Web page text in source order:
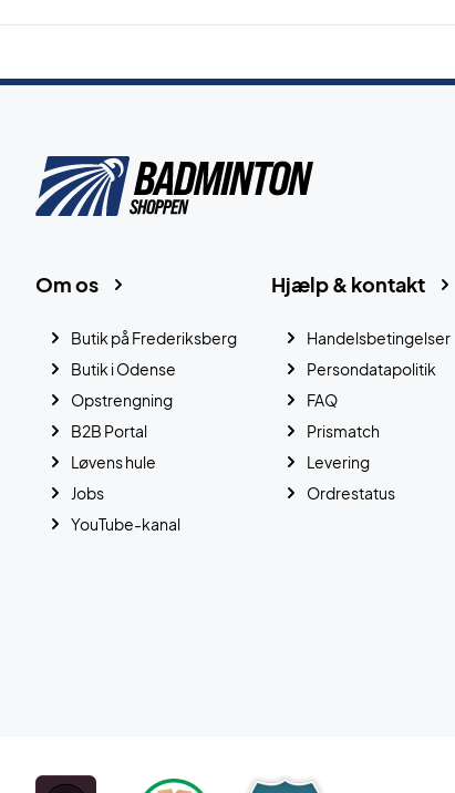
Hjælp & kontakt
Handelsbetingelser
Persondatapolitik
FAQ
Prismatch
Levering
Ordrestatus
Om os
Butik på Frederiksberg
Butik i Odense
Opstrengning
B2B Portal
Løvens hule
Jobs
YouTube-kanal